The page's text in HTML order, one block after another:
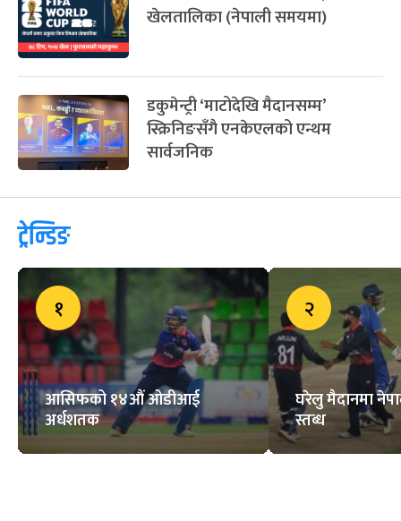
खेलतालिका (नेपाली समयमा)
डकुमेन्ट्री ‘माटोदेखि मैदानसम्म’
स्क्रिनिङसँगै एनकेएलको एन्थम
सार्वजनिक
ट्रेन्डिङ
१
आसिफको १४औं ओडीआई
अर्धशतक
२
घरेलु मैदानमा
स्तब्ध